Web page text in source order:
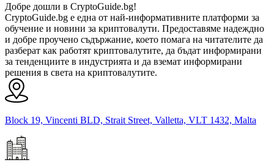
Добре дошли в CryptoGuide.bg!
CryptoGuide.bg е една от най-информативните платформи за
обучение и новини за криптовалути. Предоставяме надеждно
и добре проучено съдържание, което помага на читателите да
разберат как работят криптовалутите, да бъдат информирани
за тенденциите в индустрията и да вземат информирани
решения в света на криптовалутите.
Block 19, Vincenti BLD, Strait Street, Valletta, VLT 1432, Malta